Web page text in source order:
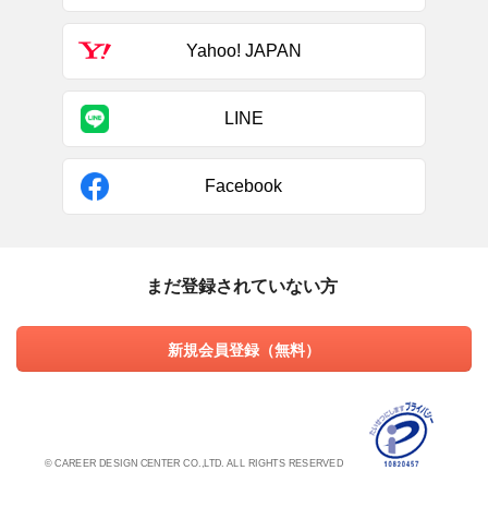
Yahoo! JAPAN
LINE
Facebook
まだ登録されていない方
新規会員登録（無料）
© CAREER DESIGN CENTER CO.,LTD. ALL RIGHTS RESERVED